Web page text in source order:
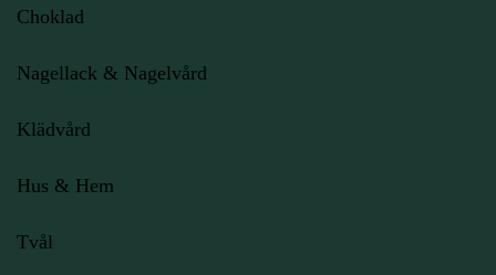
Choklad
Nagellack & Nagelvård
Klädvård
Hus & Hem
Tvål